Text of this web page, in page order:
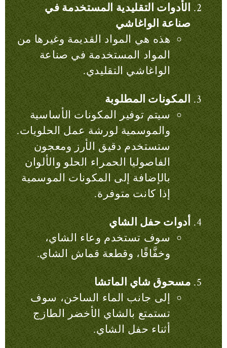
الأدوات التقليدية المستخدمة في
صناعة الواغاشي
هذه هي المواد القديمة وغيرها من
المواد المستخدمة في صناعة
الواغاشي التقليدي.
المكونات المطلوبة
سيتم توفير المكونات الأساسية
والموسمية لورشة عمل الحلويات.
ستستخدم دقيق الأرز ومعجون
الفاصوليا الحمراء الحلو والألوان
بالإضافة إلى المكونات الموسمية
إذا كانت متوفرة.
أدوات حفل الشاي
سوف تستخدم وعاء الشاي،
وخفَّاقًا، وقطعة قماش الشاي.
مسحوق شاي الماتشا
إلى جانب الماء الساخن، سوف
تستمتع بالشاي الأخضر الطازج
أثناء حفل الشاي.